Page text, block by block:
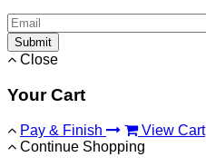
Submit
Close
Your Cart
Pay & Finish
View Cart
Continue Shopping